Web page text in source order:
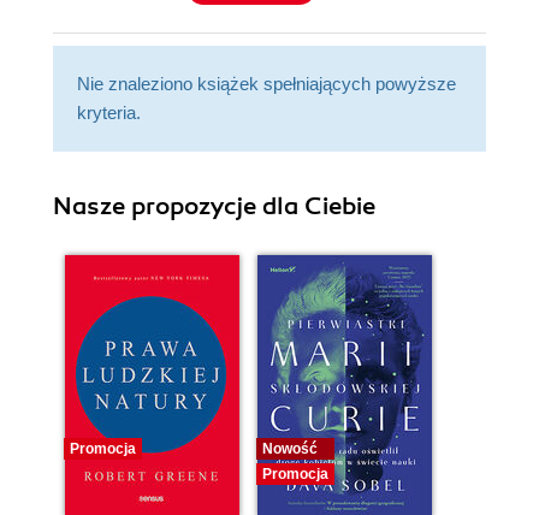
Nie znaleziono książek spełniających powyższe
kryteria.
Nasze propozycje dla Ciebie
Promocja
Nowość
Promocja